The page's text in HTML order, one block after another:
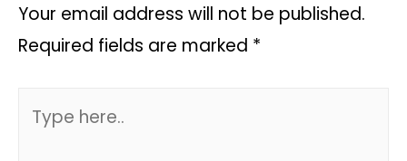
Your email address will not be published.
Required fields are marked *